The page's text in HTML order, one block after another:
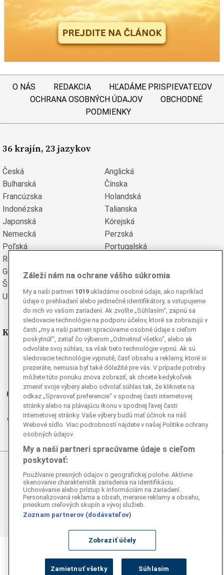
O NÁS REDAKCIA
HĽADÁME PRISPIEVATEĽOV
OCHRANA OSOBNÝCH ÚDAJOV
OBCHODNÉ
PODMIENKY
36 krajín, 23 jazykov
Česká
Anglická
Bulharská
Čínska
Francúzska
Holandská
Indonézska
Talianska
Japonská
Kórejská
Nemecká
Perzská
Poľská
Portugalská
Rumunská
Grécka
Španielska
Švédska
Ukrajinská
Vietnamská
Kde nás nájdete
Facebook
Instagram
Ganjing
Youtube
Twitter
Telegram
RSS
© 2026 Epoch Times Slovensko
Všetky práva vyhradené. Publikovanie alebo ďalšie šírenie
správ a fotografií zo zdrojov TASR je bez
predchádzajúceho písomného súhlasu TASR porušením
autorského zákona.
Záleží nám na ochrane vášho súkromia
My a naši partneri 1019 ukladáme osobné údaje, ako napríklad
údaje o prehliadaní alebo jedinečné identifikátory, a vstupujeme
do nich vo vašom zariadení. Ak zvolíte „Súhlasím“, zapnú sa
sledovacie technológie na podporu účelov, ktoré sa zobrazujú v
časti „my a naši partneri spracúvame osobné údaje s cieľom
poskytnúť“, zatiaľ čo výberom „Odmetnuť všetko“, alebo ak
odvoláte svoj súhlas, sa však tieto technológie vypnú. Ak sú
sledovacie technológie vypnuté, časť obsahu a reklamy, ktoré si
prezeráte, nemusia byť také dôležité pre vás. V prípade potreby
môžete túto ponuku znova zobraziť, ak chcete kedykoľvek
zmeniť svoje výbery alebo odvolať súhlas tak, že kliknete na
odkaz „Spravovať preferencie“ v spodnej časti internetovej
stránky alebo na plávajúcu ikonu v spodnej ľavej časti
internetovej stránky. Vaše výbery budú mať účinok na náš
Webové sídlo. Viac podrobností nájdete v našej Politike ochrany
osobných údajov.
My a naši partneri spracúvame údaje s cieľom
poskytovať:
Používanie presných údajov o geografickej polohe. Aktívne
skenovanie charakteristík zariadenia na identifikáciu.
Uchovávanie alebo prístup k informáciám na zariadení.
Personalizovaná reklama a obsah, meranie reklamy a obsahu,
prieskum cieľových skupín a vývoj služieb.
Zoznam partnerov (dodávateľov)
Zobraziť účely
Zamietnuť všetky Súhlasím